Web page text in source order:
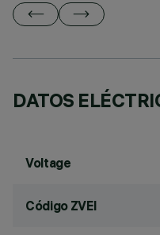
DATOS
Voltage
Código ZVEI